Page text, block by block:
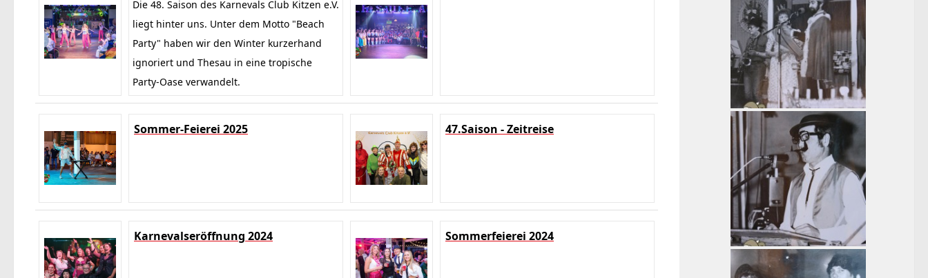
Die 48. Saison des Karnevals Club Kitzen e.V.
liegt hinter uns. Unter dem Motto "Beach
Party" haben wir den Winter kurzerhand
ignoriert und Thesau in eine tropische
Party-Oase verwandelt.
Sommer-Feierei 2025 47.Saison - Zeitreise
Karnevalseröffnung 2024 Sommerfeierei 2024